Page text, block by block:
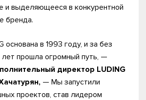
и выделяющееся в конкурентной
бренда.
основана в 1993 году, и за без
прошла огромный путь, —
директор LUDING
— Мы запустили
проектов, став лидером